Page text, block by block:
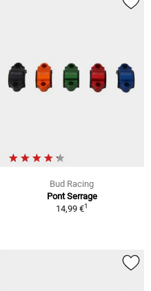
Bud Racing
Pont Serrage
14,99 €1